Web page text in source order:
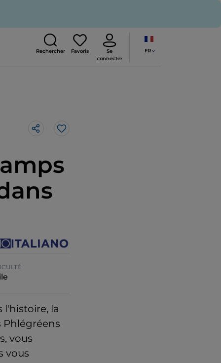
Rechercher Favoris
Se
connecter
FR
l'histoire, la
Phlégréens
vous
vous
J’aime